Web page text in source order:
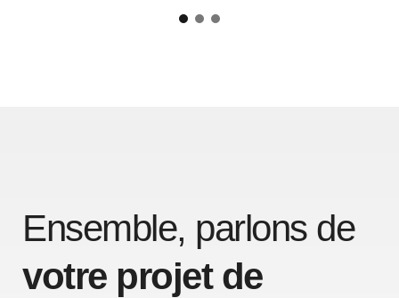
Ensemble, parlons de
votre projet de